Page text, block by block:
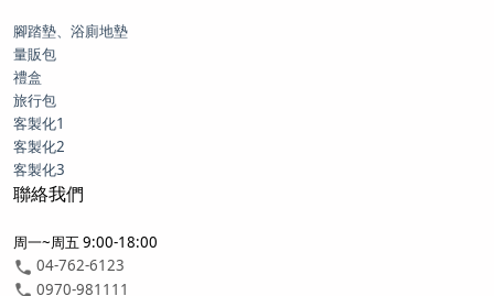
腳踏墊、浴廁地墊
量販包
禮盒
旅行包
客製化1
客製化2
客製化3
聯絡我們
周一~周五 9:00-18:00
04-762-6123
0970-981111